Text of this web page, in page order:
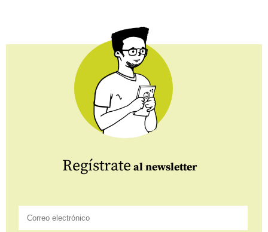
Regístrate al newsletter